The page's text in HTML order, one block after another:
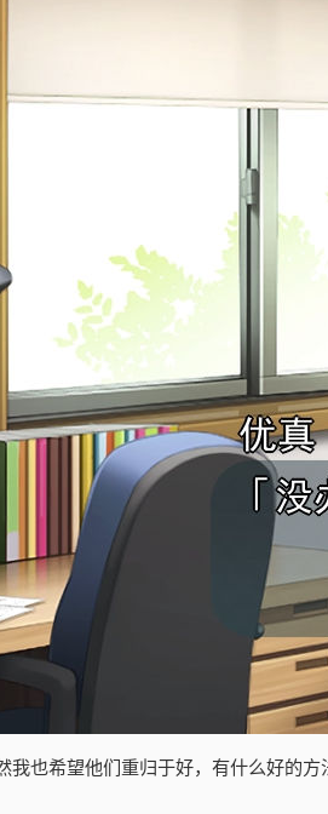
我也希望他们重归于好，有什么好的方